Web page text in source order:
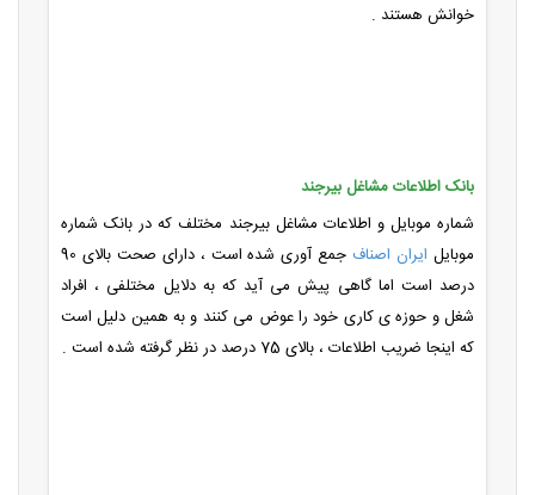
خوانش هستند .
بانک اطلاعات مشاغل بیرجند
شماره موبایل و اطلاعات مشاغل بیرجند مختلف که در بانک شماره
موبایل ایران اصناف
جمع آوری شده است ، دارای صحت بالای 90
درصد است اما گاهی پیش می آید که به دلایل مختلفی ، افراد
شغل و حوزه ی کاری خود را عوض می کنند و به همین دلیل است
که اینجا ضریب اطلاعات ، بالای 75 درصد در نظر گرفته شده است .